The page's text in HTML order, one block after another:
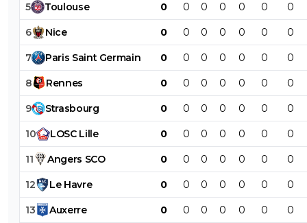
5 Toulouse 0 0 0 0 0 0 0
6 Nice 0 0 0 0 0 0 0
7 Paris Saint Germain 0 0 0 0 0 0 0
8 Rennes 0 0 0 0 0 0 0
9 Strasbourg 0 0 0 0 0 0 0
10 LOSC Lille 0 0 0 0 0 0 0
11 Angers SCO 0 0 0 0 0 0 0
12 Le Havre 0 0 0 0 0 0 0
13 Auxerre 0 0 0 0 0 0 0